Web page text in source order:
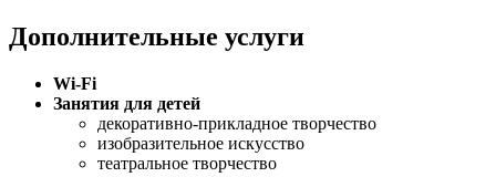
Дополнительные услуги
Wi-Fi
Занятия для детей
декоративно-прикладное творчество
изобразительное искусство
театральное творчество